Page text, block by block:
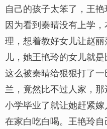
自己的孩子太笨了，王
因为看到秦晴没有上学
理，想着教好女儿让赵
儿，她王艳玲的女儿就
这么被秦晴给狠狠打了
兰，竟然比不过人家，
小学毕业了就让她赶紧
在家白吃白喝。王艳玲